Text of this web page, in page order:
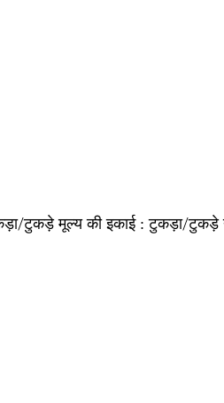
टुकड़े मूल्य की इकाई :टुकड़ा/टुकड़े